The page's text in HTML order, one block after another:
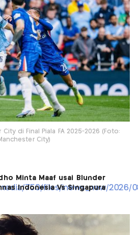
di Final Piala FA 2025-2026 (Foto:
City)
Minta Maaf usai Blunder
Indonesia Vs Singapura